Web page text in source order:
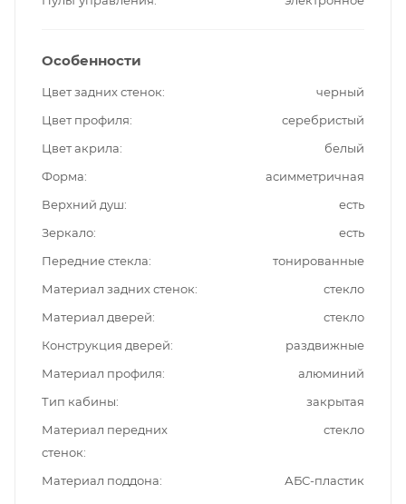
Особенности
Цвет задних стенок
черный
Цвет профиля
серебристый
Цвет акрила
белый
Форма
асимметричная
Верхний душ
есть
Зеркало
есть
Передние стекла
тонированные
Материал задних стенок
стекло
Материал дверей
стекло
Конструкция дверей
раздвижные
Материал профиля
алюминий
Тип кабины
закрытая
Материал передних
стенок
стекло
Материал поддона АБС-пластик